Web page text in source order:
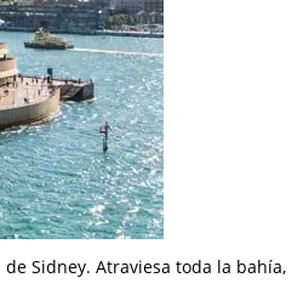
Sidney. Atraviesa toda la bahía,